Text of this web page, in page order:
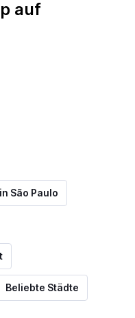
auf
São Paulo
Beliebte Städte